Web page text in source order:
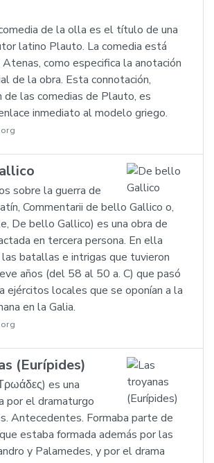
de la olla es el título de una
latino Plauto. La comedia está
como especifica la anotación
de la obra. Esta connotación,
de las comedias de Plauto, es
inmediato al modelo griego.
sobre la guerra de
Commentarii de bello Gallico o,
De bello Gallico) es una obra de
en tercera persona. En ella
las batallas e intrigas que tuvieron
años (del 58 al 50 a. C) que pasó
ejércitos locales que se oponían a la
en la Galia.
(Eurípides)
es una
por el dramaturgo
Antecedentes. Formaba parte de
estaba formada además por las
y Palamedes, y por el drama